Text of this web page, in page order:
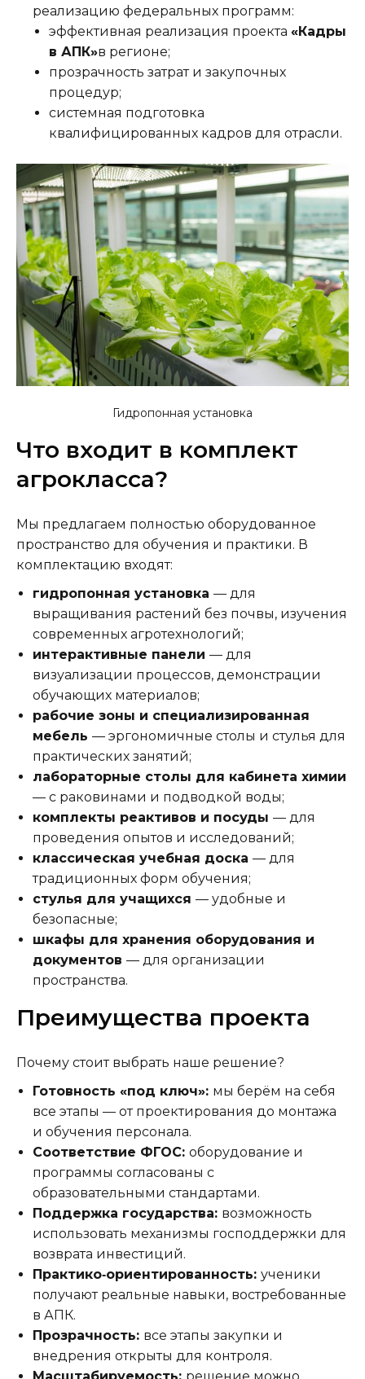
реализацию федеральных программ:
эффективная реализация проекта «Кадры
в АПК»в регионе;
прозрачность затрат и закупочных
процедур;
системная подготовка
квалифицированных кадров для отрасли.
Гидропонная установка
Что входит в комплект
агрокласса?
Мы предлагаем полностью оборудованное
пространство для обучения и практики. В
комплектацию входят:
гидропонная установка — для
выращивания растений без почвы, изучения
современных агротехнологий;
интерактивные панели — для
визуализации процессов, демонстрации
обучающих материалов;
рабочие зоны и специализированная
мебель — эргономичные столы и стулья для
практических занятий;
лабораторные столы для кабинета химии
— с раковинами и подводкой воды;
комплекты реактивов и посуды — для
проведения опытов и исследований;
классическая учебная доска — для
традиционных форм обучения;
стулья для учащихся — удобные и
безопасные;
шкафы для хранения оборудования и
документов — для организации
пространства.
Преимущества проекта
Почему стоит выбрать наше решение?
Готовность «под ключ»: мы берём на себя
все этапы — от проектирования до монтажа
и обучения персонала.
Соответствие ФГОС: оборудование и
программы согласованы с
образовательными стандартами.
Поддержка государства: возможность
использовать механизмы господдержки для
возврата инвестиций.
Практико‑ориентированность: ученики
получают реальные навыки, востребованные
в АПК.
Прозрачность: все этапы закупки и
внедрения открыты для контроля.